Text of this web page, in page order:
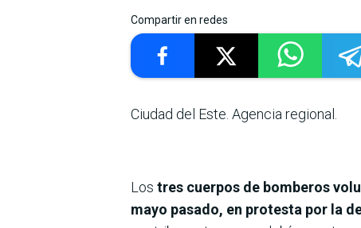
Compartir en redes
Ciudad del Este. Agencia regional.
Los tres cuerpos de bomberos
mayo pasado, en protesta por la